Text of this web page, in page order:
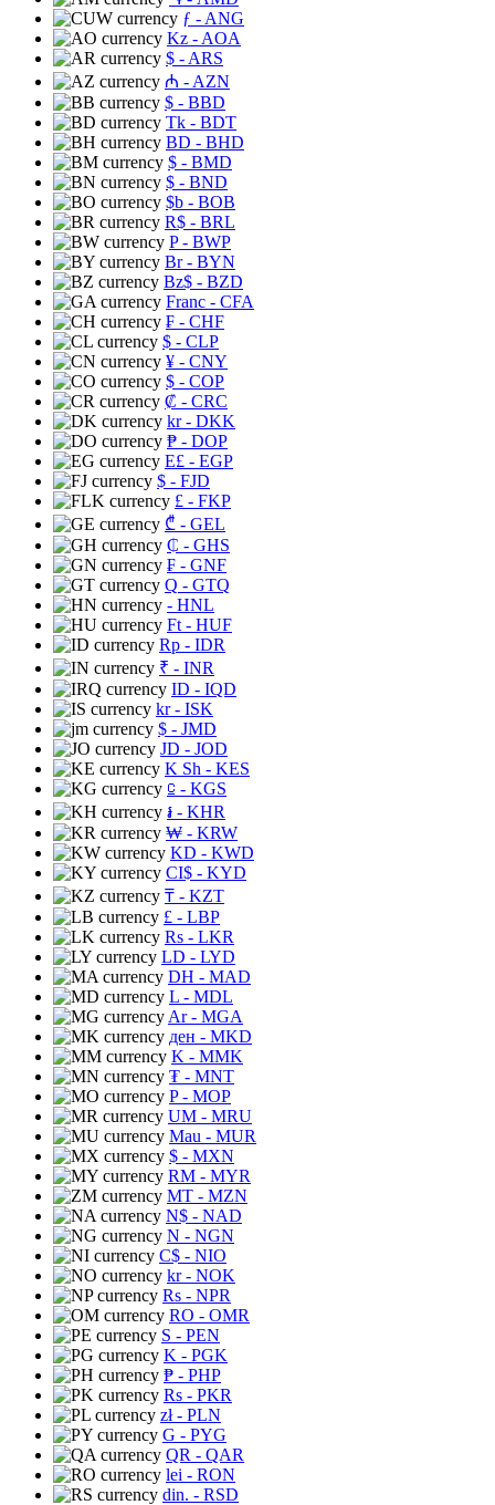
ƒ - ANG
Kz - AOA
$ - ARS
₼ - AZN
$ - BBD
Tk - BDT
BD - BHD
$ - BMD
$ - BND
$b - BOB
R$ - BRL
P- BWP
Br- BYN
Bz$ - BZD
Franc - CFA
₣ - CHF
$ - CLP
¥ - CNY
$ - COP
₡ - CRC
kr- DKK
₱ - DOP
E£ - EGP
$ - FJD
£ - FKP
₾ - GEL
₵ - GHS
₣ - GNF
Q - GTQ
- HNL
Ft - HUF
Rp - IDR
₹ - INR
ID - IQD
kr- ISK
$ - JMD
JD - JOD
K Sh - KES
⃀ - KGS
៛ - KHR
₩ - KRW
KD - KWD
CI$ - KYD
₸ - KZT
£ - LBP
Rs - LKR
LD - LYD
DH - MAD
L - MDL
Ar- MGA
ден - MKD
K - MMK
₮ - MNT
P- MOP
UM - MRU
Mau - MUR
$ - MXN
RM - MYR
MT - MZN
N$ - NAD
N - NGN
C$ - NIO
kr- NOK
Rs - NPR
RO - OMR
S - PEN
K - PGK
₱ - PHP
Rs - PKR
zł- PLN
G - PYG
QR - QAR
lei - RON
din. - RSD